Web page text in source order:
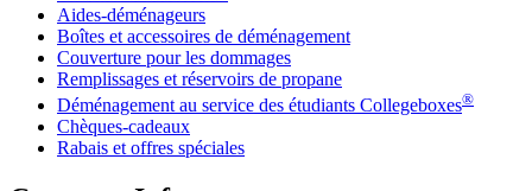
Aides-déménageurs
Boîtes et accessoires de déménagement
Couverture pour les dommages
Remplissages et réservoirs de propane
Déménagement au service des étudiants Collegeboxes®
Chèques-cadeaux
Rabais et offres spéciales